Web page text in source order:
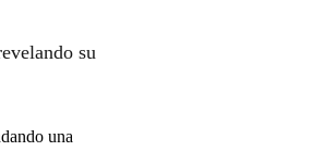
su
una